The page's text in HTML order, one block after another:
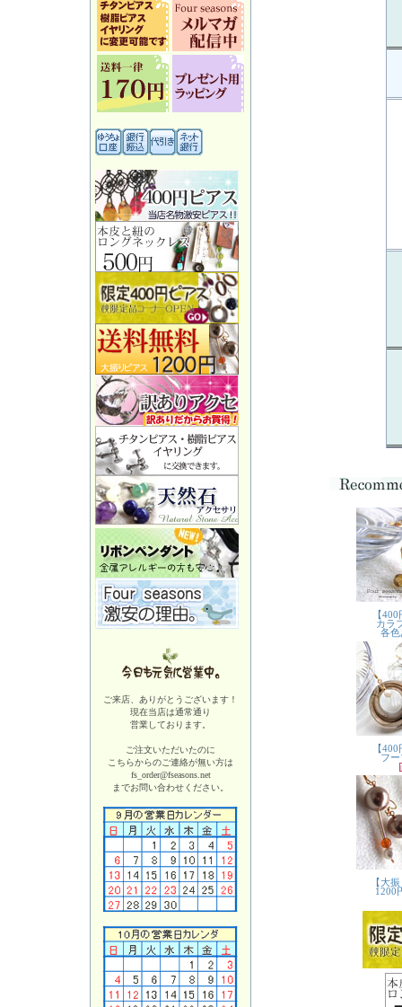
ご来店、ありがとうございます！
現在当店は通常通り
営業しております。
ご注文いただいたのに
こちらからのご連絡が無い方は
fs_order@fseasons.net
までお問い合わせください。